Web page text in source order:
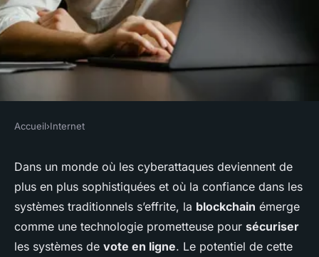
Comment les technologies de
blockchain peuvent-elles
sécuriser les systèmes de vote
en ligne?
Accueil›Internet
Dans un monde où les cyberattaques deviennent de
plus en plus sophistiquées et où la confiance dans les
systèmes traditionnels s’effrite, la blockchain émerge
comme une technologie prometteuse pour sécuriser
les systèmes de vote en ligne. Le potentiel de cette